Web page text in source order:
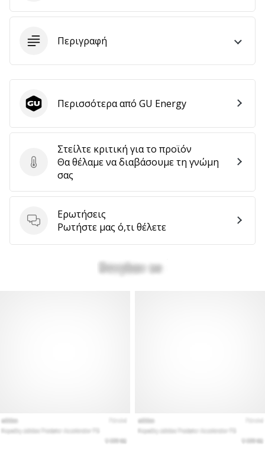
άρθρων
Περιγραφή
Στείλτε κριτική για το προϊόν
Στείλτε κριτική για το προϊόν
Θα θέλαμε να διαβάσουμε τη γνώμη
σας
Ερωτήσεις
Ερωτήσεις
Ρωτήστε μας ό,τι θέλετε
GU EnergyΠερισσότερα από GU Energy